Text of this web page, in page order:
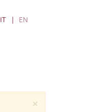
IT EN
×